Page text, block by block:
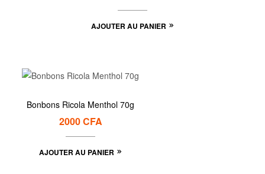
AJOUTER AU PANIER
Bonbons Ricola Menthol 70g
2000CFA
AJOUTER AU PANIER